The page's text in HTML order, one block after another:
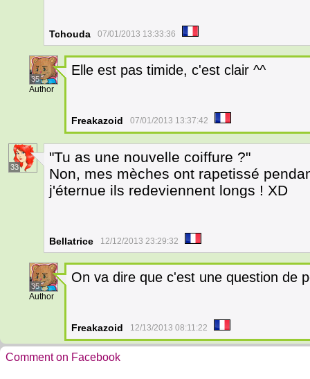
Tchouda 07/01/2013 13:33:36
35
Author
Elle est pas timide, c'est clair ^^
Freakazoid 07/01/2013 13:37:42
33
"Tu as une nouvelle coiffure ?"
Non, mes mèches ont rapetissé
j'éternue ils redeviennent longs ! XD
Bellatrice 12/12/2013 23:29:32
35
Author
On va dire que c'est une question de
Freakazoid 12/13/2013 08:11:22
Comment on Facebook